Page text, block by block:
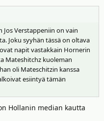
Verstappeniin on vain
Joku syyhän tässä on oltava
napit vastakkain Hornerin
Mateshitchz kuoleman
oli Mateschitzin kanssa
esiintyä tämän
Hollanin median kautta